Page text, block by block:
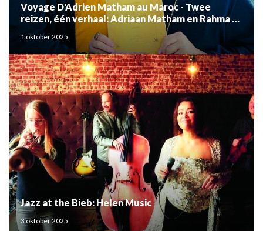
Voyage D'Adrien Matham au Maroc - Twee
reizen, één verhaal: Adriaan Matham en Rahma el
Mouden
1 oktober 2025
Jazz at the Bieb: Helen Music
3 oktober 2025